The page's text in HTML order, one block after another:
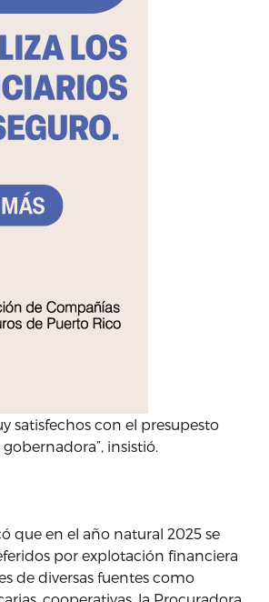
satisfechos con el presupesto
insistió.
que en el año natural 2025 se
por explotación financiera
de diversas fuentes como